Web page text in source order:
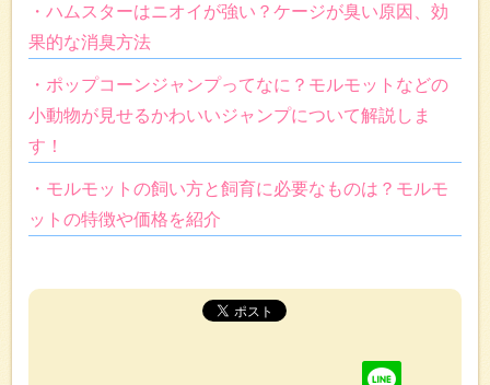
・ハムスターはニオイが強い？ケージが臭い原因、効
果的な消臭方法
・ポップコーンジャンプってなに？モルモットなどの
小動物が見せるかわいいジャンプについて解説しま
す！
・モルモットの飼い方と飼育に必要なものは？モルモ
ットの特徴や価格を紹介